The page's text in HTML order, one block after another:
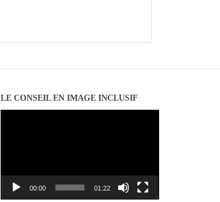
LE CONSEIL EN IMAGE INCLUSIF
00:00 01:22